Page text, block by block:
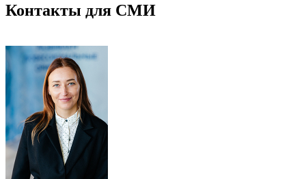
Контакты для СМИ